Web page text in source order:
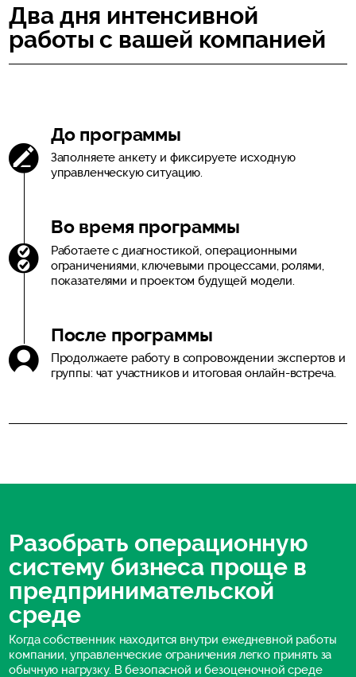
Два дня интенсивной
работы с вашей компанией
До программы
Заполняете анкету и фиксируете исходную
управленческую ситуацию.
Во время программы
Работаете с диагностикой, операционными
ограничениями, ключевыми процессами, ролями,
показателями и проектом будущей модели.
После программы
Продолжаете работу в сопровождении экспертов и
группы: чат участников и итоговая онлайн-встреча.
Разобрать операционную
систему бизнеса проще в
предпринимательской
среде
Когда собственник находится внутри ежедневной работы
компании, управленческие ограничения легко принять за
обычную нагрузку. В безопасной и безоценочной среде